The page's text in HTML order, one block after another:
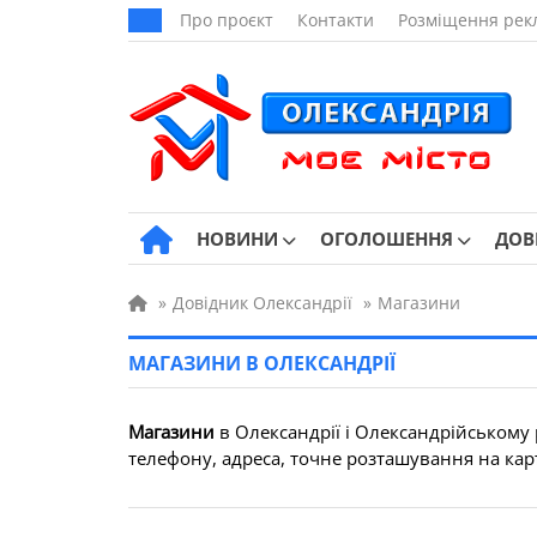
Про проєкт Контакти Розміщення
НОВИНИ ОГОЛОШЕННЯ
» Довідник Олександрії » Магазини
МАГАЗИНИ В ОЛЕКСАНДРІЇ
Магазини в Олександрії і
телефону, адреса, точне розташування на